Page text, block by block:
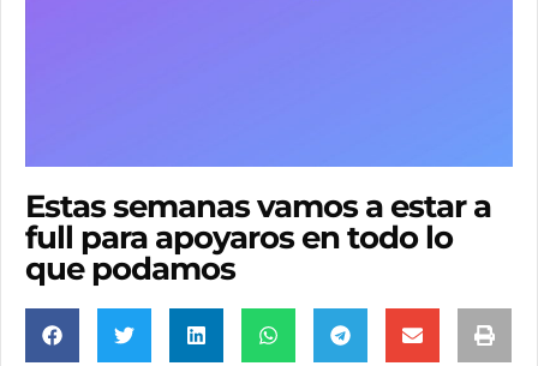
Estas semanas vamos a estar a
full para apoyaros en todo lo
que podamos